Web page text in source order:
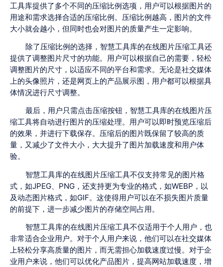
工具库提供了多个不同的压缩比例选项，用户可以根据图片的
用途和需求选择合适的压缩比例。压缩比例越高，图片的文件
大小就会越小，但同时也会对图片的质量产生一定影响。
除了压缩比例的选择，智慧工具库的在线图片压缩工具还
提供了调整图片尺寸的功能。用户可以根据自己的需要，轻松
调整图片的尺寸，以适应不同的平台和需求。无论是社交媒体
上的头像照片，还是网页上的产品展示图，用户都可以根据具
体情况进行尺寸调整。
最后，用户只需点击压缩按钮，智慧工具库的在线图片压
缩工具将自动进行图片的压缩处理。用户可以即时预览压缩后
的效果，并进行下载保存。压缩后的图片既保留了较高的质
量，又减少了文件大小，大大提升了图片加载速度和用户体
验。
智慧工具库的在线图片压缩工具不仅支持常见的图片格
式，如JPEG、PNG，还支持更为专业的格式，如WEBP，以
及动态图片格式，如GIF。这使得用户可以在不损失图片质量
的前提下，进一步减少图片的存储空间占用。
智慧工具库的在线图片压缩工具不仅适用于个人用户，也
非常适合企业用户。对于个人用户来说，他们可以在社交媒体
上轻松分享高质量的图片，而无需担心加载速度过慢。对于企
业用户来说，他们可以优化产品图片，提高网站加载速度，增